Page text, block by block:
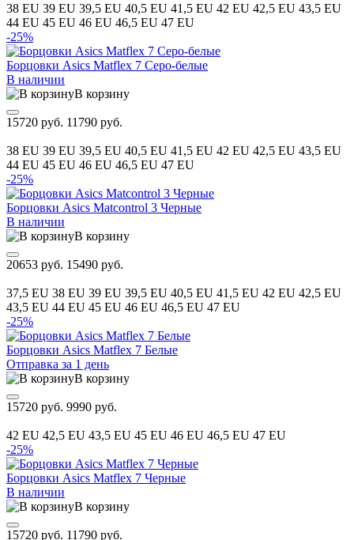
38 EU 39 EU 39,5 EU 40,5 EU 41,5 EU 42 EU 42,5 EU 43,5 EU
44 EU 45 EU 46 EU 46,5 EU 47 EU
-25%
Борцовки Asics Matflex 7 Серо-белые
В наличии
В корзину
15720 руб. 11790 руб.
38 EU 39 EU 39,5 EU 40,5 EU 41,5 EU 42 EU 42,5 EU 43,5 EU
44 EU 45 EU 46 EU 46,5 EU 47 EU
-25%
Борцовки Asics Matcontrol 3 Черные
В наличии
В корзину
20653 руб. 15490 руб.
37,5 EU 38 EU 39 EU 39,5 EU 40,5 EU 41,5 EU 42 EU 42,5 EU
43,5 EU 44 EU 45 EU 46 EU 46,5 EU 47 EU
-25%
Борцовки Asics Matflex 7 Белые
Отправка за 1 день
В корзину
15720 руб. 9990 руб.
42 EU 42,5 EU 43,5 EU 45 EU 46 EU 46,5 EU 47 EU
-25%
Борцовки Asics Matflex 7 Черные
В наличии
В корзину
15720 руб. 11790 руб.